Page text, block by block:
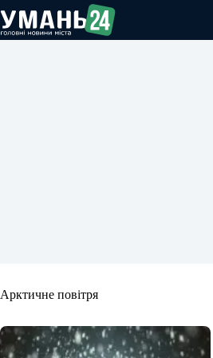
до
вмісту
Арктичне повітря